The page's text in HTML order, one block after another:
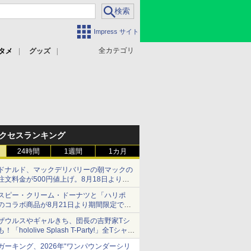
Impress サイト
全カテゴリ
メ
グッズ
セスランキング
24時間 1週間 1カ月
ナルド、マックデリバリーの朝マックの
文料金が500円値上げ。8月18日より
から受付
ピー・クリーム・ドーナツと「ハリポ
コラボ商品が8月21日より期間限定で発
帽子ドーナツなど見た目も楽しい商品が
ウルスやギャルきち、団長の吉野家Tシ
！「hololive Splash T-Party!」全Tシャツ
ナップ公開＆オンライン販売開始
ーキング、2026年“ワンパウンダーシリ